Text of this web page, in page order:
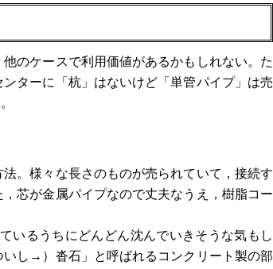
のケースで利用価値があるかもしれない。た
ターに「杭」はないけど「単管パイプ」は売
。様々な長さのものが売られていて，接続す
芯が金属パイプなので丈夫なうえ，樹脂コー
いるうちにどんどん沈んでいきそうな気もし
し→）沓石」と呼ばれるコンクリート製の部